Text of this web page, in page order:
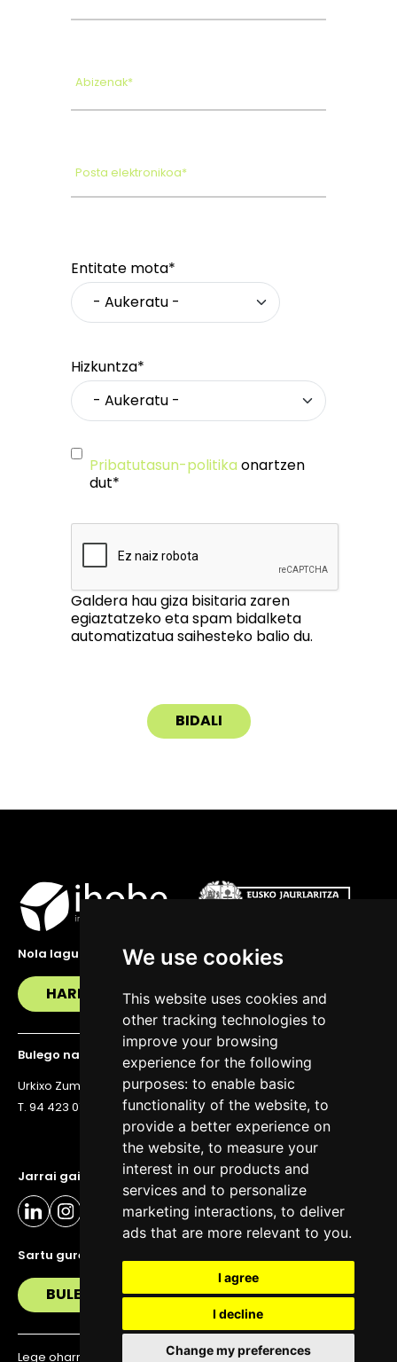
We use cookies
This website uses cookies and
other tracking technologies to
improve your browsing
experience for the following
purposes: to enable basic
functionality of the website, to
provide a better experience on
the website, to measure your
interest in our products and
services and to personalize
marketing interactions, to deliver
ads that are more relevant to you.
I agree
I decline
Change my preferences
Abizenak*
Posta elektronikoa*
Entitate mota*
Hizkuntza*
Pribatutasun-politika onartzen
dut*
Galdera hau giza bisitaria zaren
egiaztatzeko eta spam bidalketa
automatizatua saihesteko balio du.
Jarrai gaitzazu eguneratuta egoteko
Sartu gure buletinera
BULETIN
Nola lagundu zaitzakegu?
HARREMANETAN JARRI
Bulego nagusia
Urkixo Zumarkalea 36, 6. solairua, 48011 Bilbo
T. 94 423 07 43
Lege oharra Pribatutasun politika